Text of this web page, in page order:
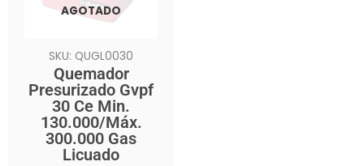
AGOTADO
SKU: QUGL0030
Quemador
Presurizado Gvpf
30 Ce Min.
130.000/Máx.
300.000 Gas
Licuado